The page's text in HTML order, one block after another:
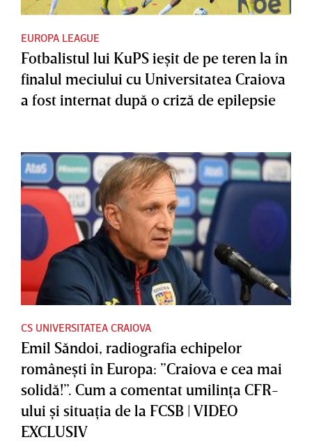
EUROPA LEAGUE
Fotbalistul lui KuPS ieşit de pe teren la în
finalul meciului cu Universitatea Craiova
a fost internat după o criză de epilepsie
CS UNIVERSITATEA CRAIOVA
Emil Săndoi, radiografia echipelor
româneşti în Europa: ”Craiova e cea mai
solidă!”. Cum a comentat umilinţa CFR-
ului şi situaţia de la FCSB | VIDEO
EXCLUSIV